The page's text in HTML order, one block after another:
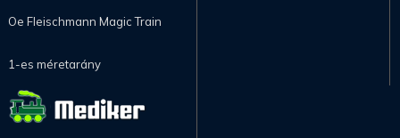
Oe Fleischmann Magic Train
1-es méretarány